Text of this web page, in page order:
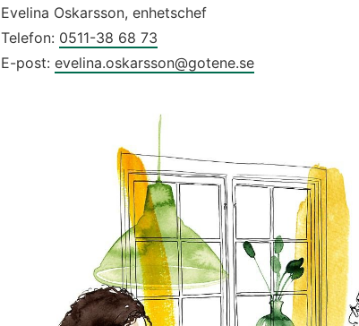
Evelina Oskarsson, enhetschef
Telefon: 0511-38 68 73
E-post: evelina.oskarsson@gotene.se